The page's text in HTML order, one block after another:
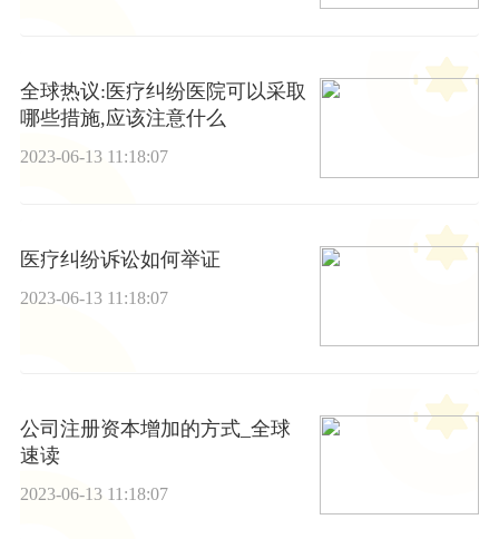
全球热议:医疗纠纷医院可以采取
哪些措施,应该注意什么
2023-06-13 11:18:07
医疗纠纷诉讼如何举证
2023-06-13 11:18:07
公司注册资本增加的方式_全球
速读
2023-06-13 11:18:07